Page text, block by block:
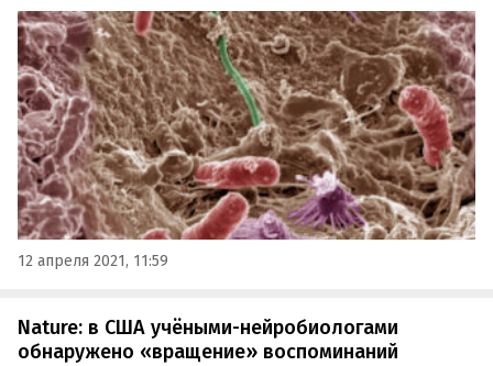
организмов на Земле были молекулы, больше похожие
на ДНК, а не на РНК, следует из статьи в журнале
Nature…
12 апреля 2021, 11:59
Nature: в США учёными-нейробиологами
обнаружено «вращение» воспоминаний